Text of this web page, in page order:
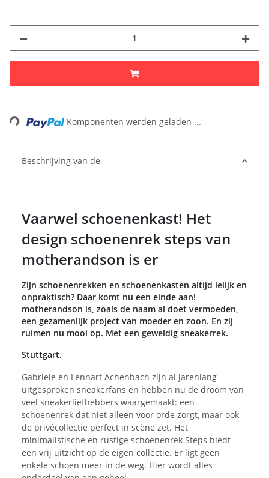
Loading... Komponenten werden geladen ...
Beschrijving van de
Vaarwel schoenenkast! Het
design schoenenrek steps van
motherandson is er
Zijn schoenenrekken en schoenenkasten altijd lelijk en
onpraktisch? Daar komt nu een einde aan!
motherandson is, zoals de naam al doet vermoeden,
een gezamenlijk project van moeder en zoon. En zij
ruimen nu mooi op. Met een geweldig sneakerrek.
Stuttgart.
Gabriele en Lennart Achenbach zijn al jarenlang
uitgesproken sneakerfans en hebben nu de droom van
veel sneakerliefhebbers waargemaakt: een
schoenenrek dat niet alleen voor orde zorgt, maar ook
de privécollectie perfect in scène zet. Het
minimalistische en rustige schoenenrek Steps biedt
een vrij uitzicht op de eigen collectie. Er ligt geen
enkele schoen meer in de weg. Hier wordt alles